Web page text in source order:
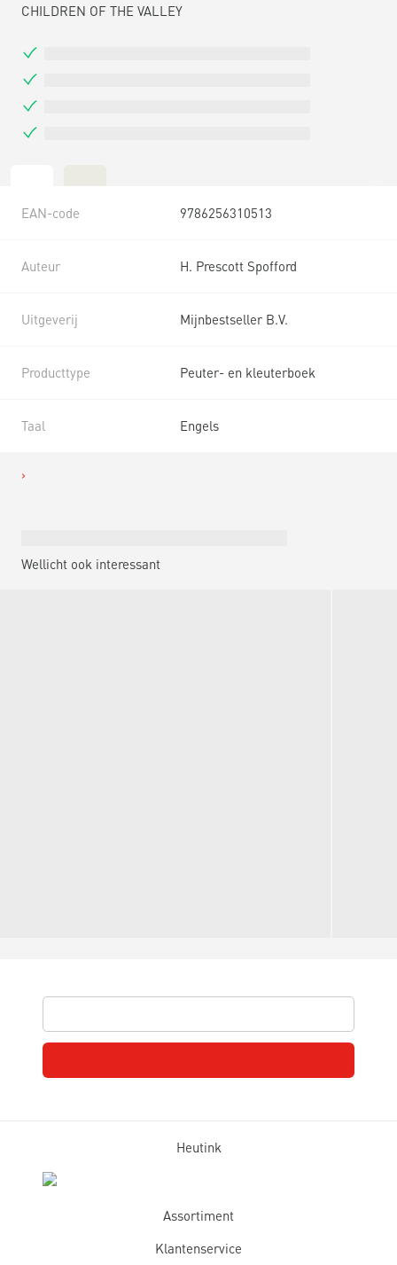
CHILDREN OF THE VALLEY
EAN-code 9786256310513
Auteur H. Prescott Spofford
Uitgeverij Mijnbestseller B.V.
Producttype Peuter- en kleuterboek
Taal Engels
Wellicht ook interessant
Heutink
Assortiment
Klantenservice